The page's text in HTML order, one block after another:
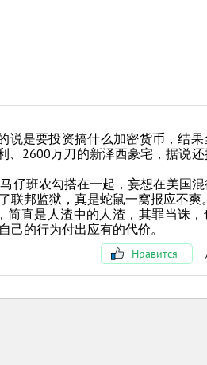
说是要投资搞什么加密货币，结
、2600万刀的新泽西豪宅，据说
仔班农勾搭在一起，妄想在美国
联邦监狱，真是蛇鼠一窝报应不爽
直是人渣中的人渣，其罪当诛，
的行为付出应有的代价。
Нравится